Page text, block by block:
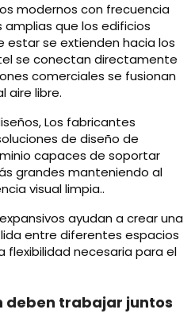
modernos con frecuencia
que los edificios
estar se extienden hacia los
se conectan directamente
comerciales se fusionan
aire libre.
Los fabricantes
de diseño de
capaces de soportar
grandes manteniendo al
visual limpia..
ayudan a crear una
entre diferentes espacios
flexibilidad necesaria para el
deben trabajar juntos